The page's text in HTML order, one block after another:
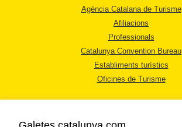
Agència Catalana de Turisme
Afiliacions
Professionals
Catalunya Convention Bureau
Establiments turístics
Oficines de Turisme